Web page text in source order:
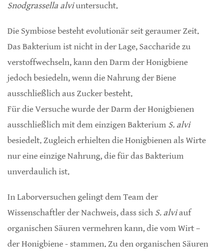
Snodgrassella alviuntersucht.
Die Symbiose besteht evolutionär seit geraumer Zeit.
Das Bakterium ist nicht in der Lage, Saccharide zu
verstoffwechseln, kann den Darm der Honigbiene
jedoch besiedeln, wenn die Nahrung der Biene
ausschließlich aus Zucker besteht.
Für die Versuche wurde der Darm der Honigbienen
ausschließlich mit dem einzigen Bakterium S. alvi
besiedelt. Zugleich erhielten die Honigbienen als Wirte
nur eine einzige Nahrung, die für das Bakterium
unverdaulich ist.
In Laborversuchen gelingt dem Team der
Wissenschaftler der Nachweis, dass sich S. alviauf
organischen Säuren vermehren kann, die vom Wirt –
der Honigbiene - stammen. Zu den organischen Säuren